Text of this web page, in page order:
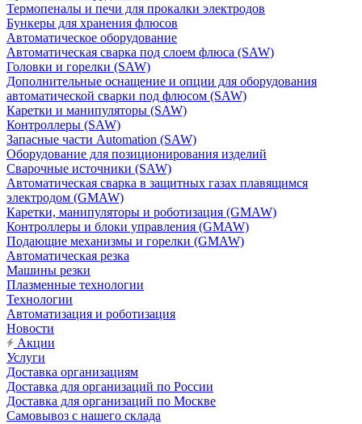
Термопеналы и печи для прокалки электродов
Бункеры для хранения флюсов
Автоматическое оборудование
Автоматическая сварка под слоем флюса (SAW)
Головки и горелки (SAW)
Дополнительные оснащение и опции для оборудования
автоматической сварки под флюсом (SAW)
Каретки и манипуляторы (SAW)
Контроллеры (SAW)
Запасные части Automation (SAW)
Оборудование для позиционирования изделий
Сварочные источники (SAW)
Автоматическая сварка в защитных газах плавящимся
электродом (GMAW)
Каретки, манипуляторы и роботизация (GMAW)
Контроллеры и блоки управления (GMAW)
Подающие механизмы и горелки (GMAW)
Автоматическая резка
Машины резки
Плазменные технологии
Технологии
Автоматизация и роботизация
Новости
Акции
Услуги
Доставка организациям
Доставка для организаций по России
Доставка для организаций по Москве
Самовывоз с нашего склада